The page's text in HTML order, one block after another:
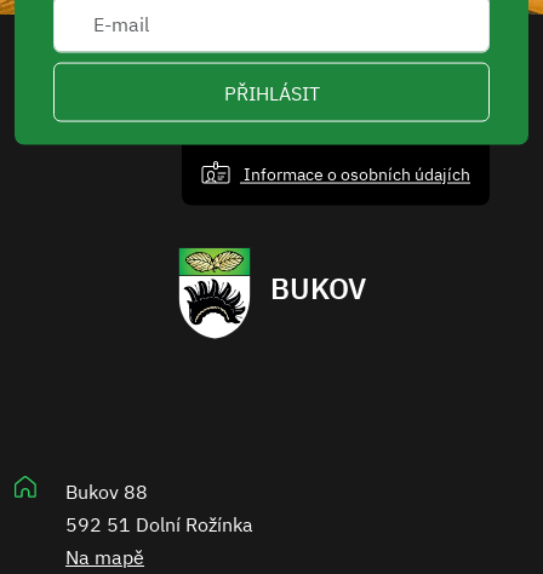
PŘIHLÁSIT
Informace o osobních údajích
BUKOV
Bukov 88
592 51 Dolní Rožínka
Na mapě